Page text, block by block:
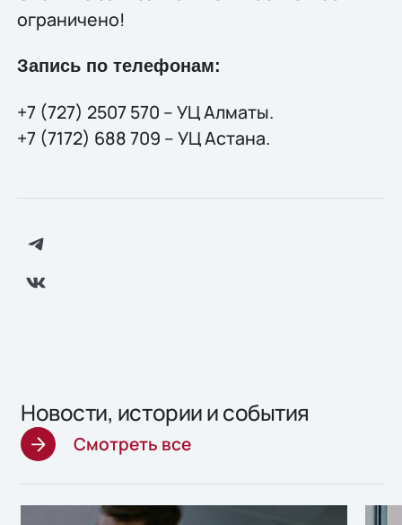
ограничено!
Запись по телефонам:
+7 (727) 2507 570 – УЦ Алматы.
+7 (7172) 688 709 – УЦ Астана.
Новости, истории и события
Смотреть все